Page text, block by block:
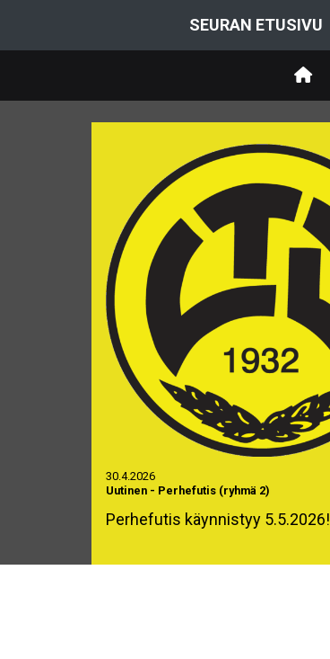
SEURAN ETUSIVU
30.4.2026
Uutinen - Perhefutis (ryhmä 2)
Perhefutis käynnistyy 5.5.2026!